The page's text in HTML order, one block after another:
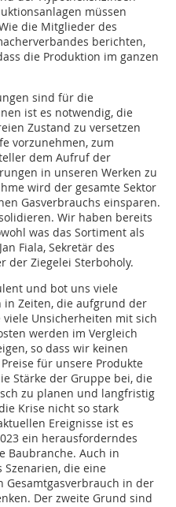
müssen
die Mitglieder des
berichten,
die Produktion im ganzen
sind für die
ist es notwendig, die
Zustand zu versetzen
vorzunehmen, zum
dem Aufruf der
in unseren Werken zu
wird der gesamte Sektor
Gasverbrauchs einsparen.
Wir haben bereits
was das Sortiment als
Fiala, Sekretär des
der Ziegelei Sterboholy.
und bot uns viele
in Zeiten, die aufgrund der
Unsicherheiten mit sich
werden im Vergleich
so dass wir keinen
für unsere Produkte
Stärke der Gruppe bei, die
zu planen und langfristig
Krise nicht so stark
Ereignisse ist es
ein herausforderndes
Baubranche. Auch in
die eine
Gesamtgasverbrauch in der
Der zweite Grund sind